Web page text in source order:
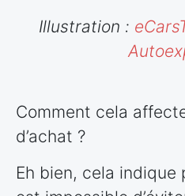
Illustration :
Comment cela
d’achat ?
Eh bien, cela indique